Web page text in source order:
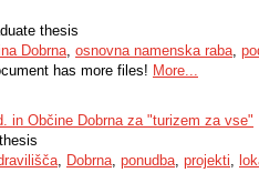
thesis
Dobrna, osnovna namenska raba,
has more files! More...
in Občine Dobrna za "turizem za vse"
, Dobrna, ponudba, projekti,